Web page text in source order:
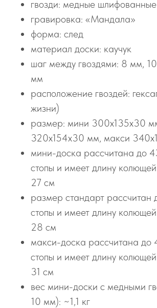
гвозди: медные шлифованные
гравировка: «Мандала»
форма: след
материал доски: каучук
шаг между гвоздями: 8 мм,
мм
расположение гвоздей:
жизни)
размер: мини 300х135х30
320х154х30 мм, макси
мини-доска рассчитана до
стопы и имеет длину
27 см
размер стандарт
стопы и имеет длину
28 см
макси-доска рассчитана
стопы и имеет длину
31 см
вес мини-доски с медными
10 мм): ~1,1 кг